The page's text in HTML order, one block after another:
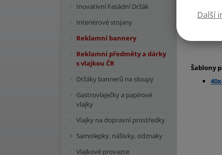
Další
Šablony
Inovativní Fasádní Držák
Interiérové stojany
Reklamní bannery
Reklamní předměty a dárky
s vlajkou ČR
Držáky bannerů na sloupy
Gastrovlaječky a papírové
vlajky
Vlajky na dopravní prostředky
Samolepky, nášivky, odznaky
Vlajkové provazce